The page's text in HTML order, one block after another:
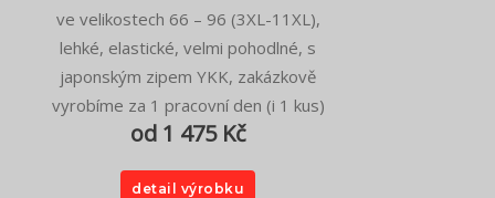
ve velikostech 66 – 96 (3XL-11XL),
lehké, elastické, velmi pohodlné, s
japonským zipem YKK, zakázkově
vyrobíme za 1 pracovní den (i 1 kus)
od 1 475 Kč
detail výrobku